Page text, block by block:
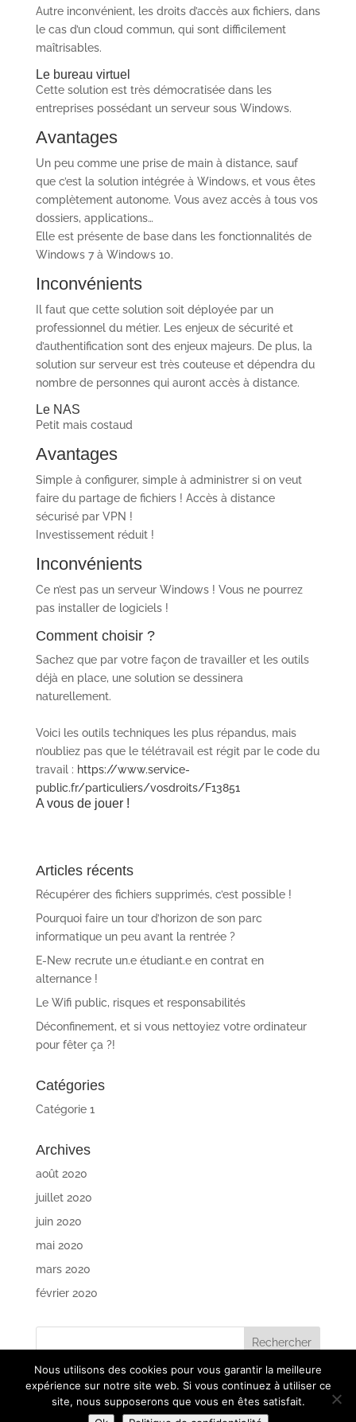
Autre inconvénient, les droits d’accès aux fichiers, dans
le cas d’un cloud commun, qui sont difficilement
maîtrisables.
Le bureau virtuel
Cette solution est très démocratisée dans les
entreprises possédant un serveur sous Windows.
Avantages
Un peu comme une prise de main à distance, sauf
que c’est la solution intégrée à Windows, et vous êtes
complètement autonome. Vous avez accès à tous vos
dossiers, applications…
Elle est présente de base dans les fonctionnalités de
Windows 7 à Windows 10.
Inconvénients
Il faut que cette solution soit déployée par un
professionnel du métier. Les enjeux de sécurité et
d’authentification sont des enjeux majeurs. De plus, la
solution sur serveur est très couteuse et dépendra du
nombre de personnes qui auront accès à distance.
Le NAS
Petit mais costaud
Avantages
Simple à configurer, simple à administrer si on veut
faire du partage de fichiers ! Accès à distance
sécurisé par VPN !
Investissement réduit !
Inconvénients
Ce n’est pas un serveur Windows ! Vous ne pourrez
pas installer de logiciels !
Comment choisir ?
Sachez que par votre façon de travailler et les outils
déjà en place, une solution se dessinera
naturellement.
Voici les outils techniques les plus répandus, mais
n’oubliez pas que le télétravail est régit par le code du
travail : https://www.service-
public.fr/particuliers/vosdroits/F13851
A vous de jouer !
Articles récents
Récupérer des fichiers supprimés, c’est possible !
Pourquoi faire un tour d’horizon de son parc
informatique un peu avant la rentrée ?
E-New recrute un.e étudiant.e en contrat en
alternance !
Le Wifi public, risques et responsabilités
Déconfinement, et si vous nettoyiez votre ordinateur
pour fêter ça ?!
Catégories
Catégorie 1
Archives
août 2020
juillet 2020
juin 2020
mai 2020
mars 2020
février 2020
Nous utilisons des cookies pour vous garantir la meilleure
expérience sur notre site web. Si vous continuez à utiliser ce
site, nous supposerons que vous en êtes satisfait.